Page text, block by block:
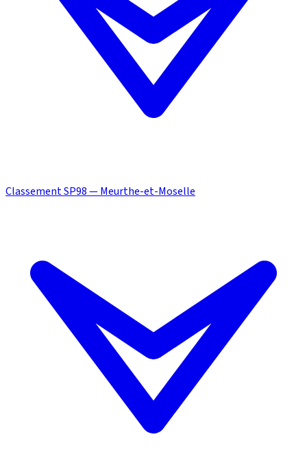
Classement SP98 — Meurthe-et-Moselle